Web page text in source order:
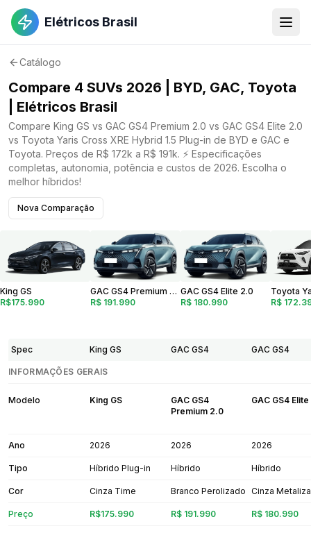
Elétricos Brasil
Catálogo
Compare 4 SUVs 2026 | BYD, GAC, Toyota
| Elétricos Brasil
Compare King GS vs GAC GS4 Premium 2.0 vs GAC GS4 Elite 2.0
vs Toyota Yaris Cross XRE Hybrid 1.5 Plug-in de BYD e GAC e
Toyota. Preços de R$ 172k a R$ 191k. ⚡ Especificações
completas, autonomia, potência e custos de 2026. Escolha o
melhor híbridos!
Nova Comparação
King GS
R$175.990
GAC GS4 Premium 2.0
R$ 191.990
GAC GS4 Elite 2.0
R$ 180.990
R$
Spec King GS GAC GS4 GAC GS4
INFORMAÇÕES GERAIS
Modelo King GS
GAC GS4
Premium 2.0
GAC GS4
Ano 2026 2026 2026
Tipo Híbrido Plug-in Híbrido Híbrido
Cor Cinza Time Branco Perolizado Cinza
Preço R$175.990 R$ 191.990 R$ 180.990